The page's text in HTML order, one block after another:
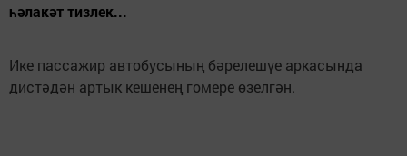
һәлакәт тизлек...
Ике пассажир автобусының бәрелешүе аркасында
дистәдән артык кешенең гомере өзелгән.